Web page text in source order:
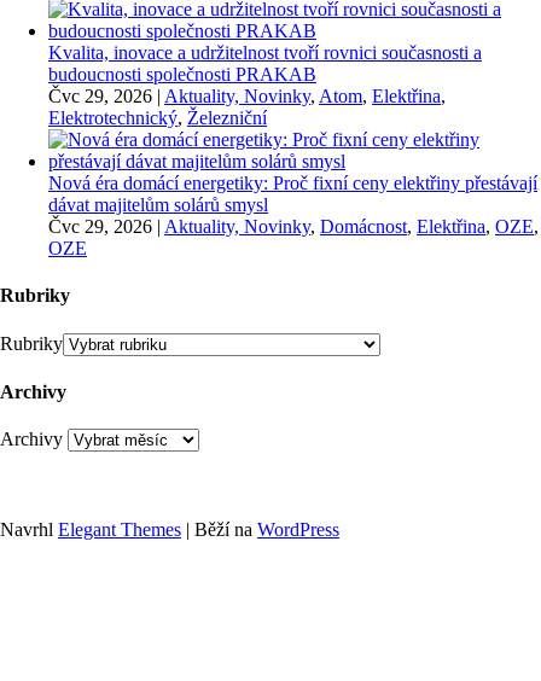
Kvalita, inovace a udržitelnost tvoří rovnici současnosti a
budoucnosti společnosti PRAKAB
Čvc 29, 2026 | Aktuality, Novinky, Atom, Elektřina,
Elektrotechnický, Železniční
Nová éra domácí energetiky: Proč fixní ceny elektřiny přestávají
dávat majitelům solárů smysl
Čvc 29, 2026 | Aktuality, Novinky, Domácnost, Elektřina, OZE,
OZE
Rubriky
Rubriky
Archivy
Archivy
Navrhl Elegant Themes | Běží na WordPress